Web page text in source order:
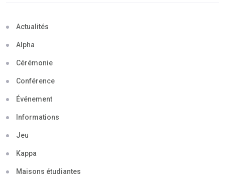
Actualités
Alpha
Cérémonie
Conférence
Événement
Informations
Jeu
Kappa
Maisons étudiantes